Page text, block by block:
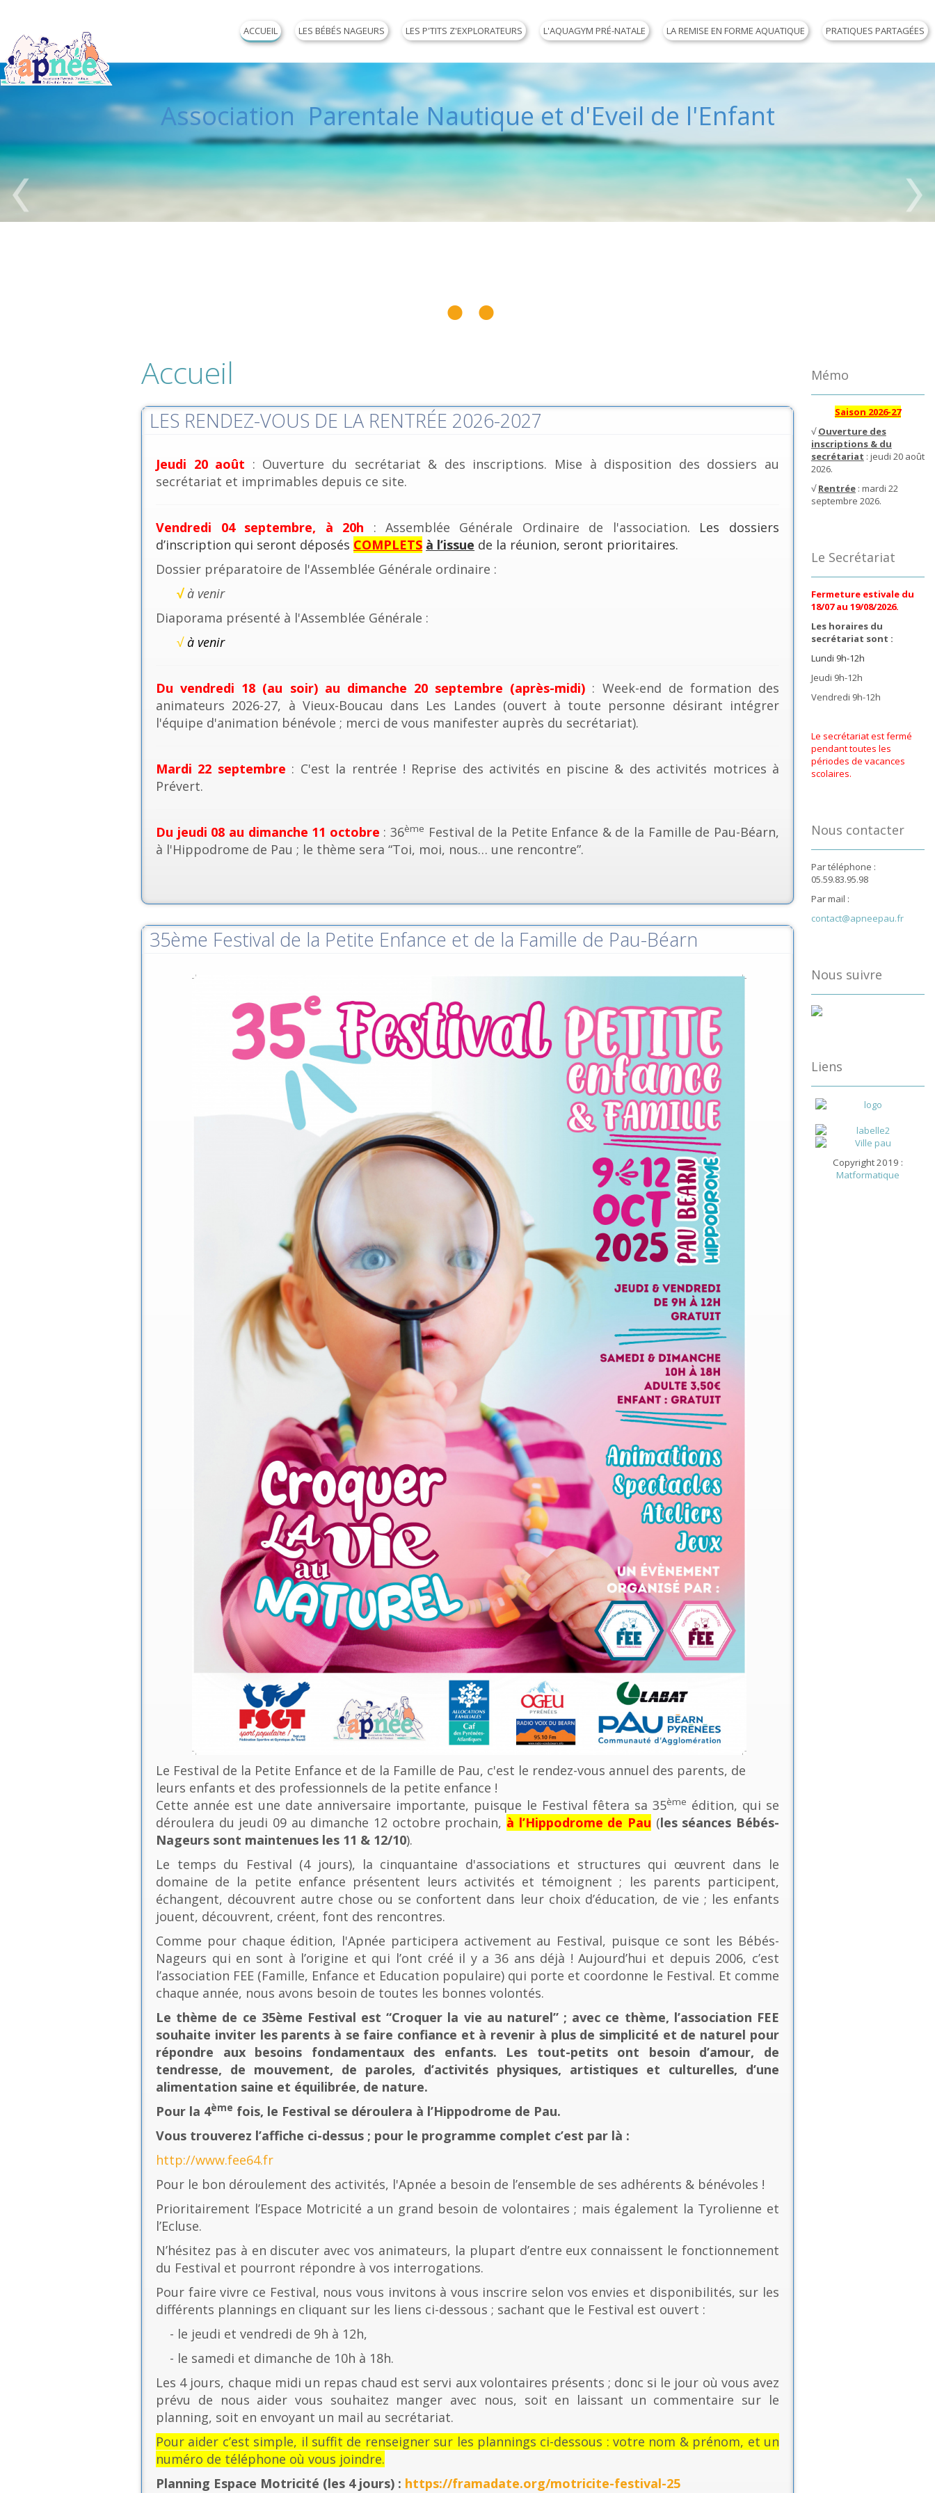
ACCUEIL LES BÉBÉS NAGEURS LES P'TITS Z'EXPLORATEURS L'AQUAGYM PRÉ-NATALE LA REMISE EN FORME AQUATIQUE PRATIQUES PARTAGÉES
Association Parentale Nautique et d'Eveil de l'Enfant
Accueil
LES RENDEZ-VOUS DE LA RENTRÉE 2026-2027
Jeudi 20 août : Ouverture du secrétariat & des inscriptions. Mise à disposition des dossiers au
secrétariat et imprimables depuis ce site.
Vendredi 04 septembre, à 20h : Assemblée Générale Ordinaire de l'association. Les dossiers
d’inscription qui seront déposés COMPLETS à l’issue de la réunion, seront prioritaires.
Dossier préparatoire de l'Assemblée Générale ordinaire :
√ à venir
Diaporama présenté à l'Assemblée Générale :
√à venir
Du vendredi 18 (au soir) au dimanche 20 septembre (après-midi) : Week-end de formation des
animateurs 2026-27, à Vieux-Boucau dans Les Landes (ouvert à toute personne désirant intégrer
l'équipe d'animation bénévole ; merci de vous manifester auprès du secrétariat).
Mardi 22 septembre : C'est la rentrée ! Reprise des activités en piscine & des activités motrices à
Prévert.
Du jeudi 08 au dimanche 11 octobre : 36ème Festival de la Petite Enfance & de la Famille de Pau-Béarn,
à l'Hippodrome de Pau ; le thème sera “Toi, moi, nous… une rencontre”.
35ème Festival de la Petite Enfance et de la Famille de Pau-Béarn
Le Festival de la Petite Enfance et de la Famille de Pau, c'est le rendez-vous annuel des parents, de
leurs enfants et des professionnels de la petite enfance !
Cette année est une date anniversaire importante, puisque le Festival fêtera sa 35ème édition, qui se
déroulera du jeudi 09 au dimanche 12 octobre prochain, à l’Hippodrome de Pau (les séances Bébés-
Nageurs sont maintenues les 11 & 12/10).
Le temps du Festival (4 jours), la cinquantaine d'associations et structures qui œuvrent dans le
domaine de la petite enfance présentent leurs activités et témoignent ; les parents participent,
échangent, découvrent autre chose ou se confortent dans leur choix d’éducation, de vie ; les enfants
jouent, découvrent, créent, font des rencontres.
Comme pour chaque édition, l'Apnée participera activement au Festival, puisque ce sont les Bébés-
Nageurs qui en sont à l’origine et qui l’ont créé il y a 36 ans déjà ! Aujourd’hui et depuis 2006, c’est
l’association FEE (Famille, Enfance et Education populaire) qui porte et coordonne le Festival. Et comme
chaque année, nous avons besoin de toutes les bonnes volontés.
Le thème de ce 35ème Festival est “Croquer la vie au naturel” ; avec ce thème, l’association FEE
souhaite inviter les parents à se faire confiance et à revenir à plus de simplicité et de naturel pour
répondre aux besoins fondamentaux des enfants. Les tout-petits ont besoin d’amour, de
tendresse, de mouvement, de paroles, d’activités physiques, artistiques et culturelles, d’une
alimentation saine et équilibrée, de nature.
Pour la 4ème fois, le Festival se déroulera à l’Hippodrome de Pau.
Vous trouverez l’affiche ci-dessus ; pour le programme complet c’est par là :
http://www.fee64.fr
Pour le bon déroulement des activités, l'Apnée a besoin de l’ensemble de ses adhérents & bénévoles !
Prioritairement l’Espace Motricité a un grand besoin de volontaires ; mais également la Tyrolienne et
l’Ecluse.
N’hésitez pas à en discuter avec vos animateurs, la plupart d’entre eux connaissent le fonctionnement
du Festival et pourront répondre à vos interrogations.
Pour faire vivre ce Festival, nous vous invitons à vous inscrire selon vos envies et disponibilités, sur les
différents plannings en cliquant sur les liens ci-dessous ; sachant que le Festival est ouvert :
- le jeudi et vendredi de 9h à 12h,
- le samedi et dimanche de 10h à 18h.
Les 4 jours, chaque midi un repas chaud est servi aux volontaires présents ; donc si le jour où vous avez
prévu de nous aider vous souhaitez manger avec nous, soit en laissant un commentaire sur le
planning, soit en envoyant un mail au secrétariat.
Pour aider c’est simple, il suffit de renseigner sur les plannings ci-dessous : votre nom & prénom, et un
numéro de téléphone où vous joindre.
Planning Espace Motricité (les 4 jours) : https://framadate.org/motricite-festival-25
Mémo
Saison 2026-27
√Ouverture des
inscriptions & du
secrétariat : jeudi 20 août
2026.
√Rentrée: mardi 22
septembre 2026.
Le Secrétariat
Fermeture estivale du
18/07 au 19/08/2026.
Les horaires du
secrétariat sont :
Lundi 9h-12h
Jeudi 9h-12h
Vendredi 9h-12h
Le secrétariat est fermé
pendant toutes les
périodes de vacances
scolaires.
Nous contacter
Par téléphone :
05.59.83.95.98
Par mail :
contact@apneepau.fr
Nous suivre
Liens
Copyright 2019 :
Matformatique